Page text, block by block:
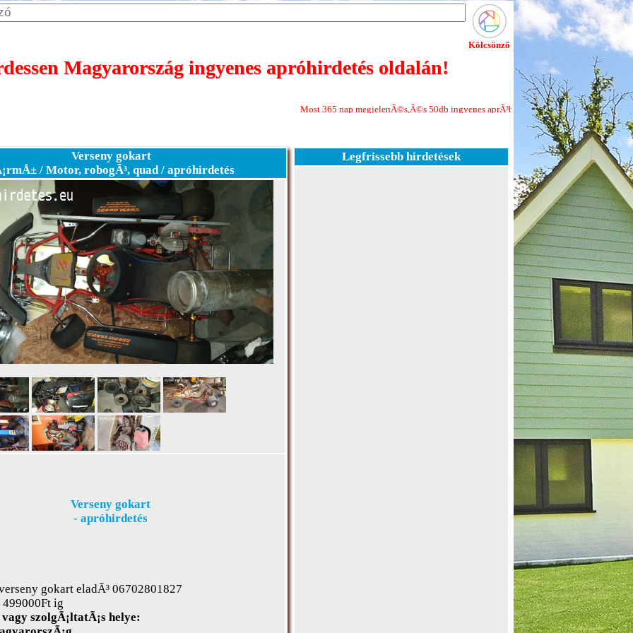
Kölcsönző
Magyarország ingyenes apróhirdetés oldalán!
Most 365 nap megjelenÃ©s,Ã©s 50db ingyenes aprÃ³hirdetÃ©s minden Ãºj
Verseny gokart
/ Motor, robogÃ³, quad / apróhirdetés
Verseny gokart
- apróhirdetés
gokart eladÃ³ 06702801827
ig
szolgÃ¡ltatÃ¡s helye:
Legfrissebb hirdetések